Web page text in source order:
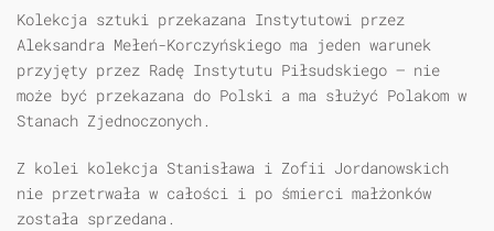
Kolekcja sztuki przekazana Instytutowi przez
Aleksandra Mełeń-Korczyńskiego ma jeden warunek
przyjęty przez Radę Instytutu Piłsudskiego — nie
może być przekazana do Polski a ma służyć Polakom w
Stanach Zjednoczonych.
Z kolei kolekcja Stanisława i Zofii Jordanowskich
nie przetrwała w całości i po śmierci małżonków
została sprzedana.